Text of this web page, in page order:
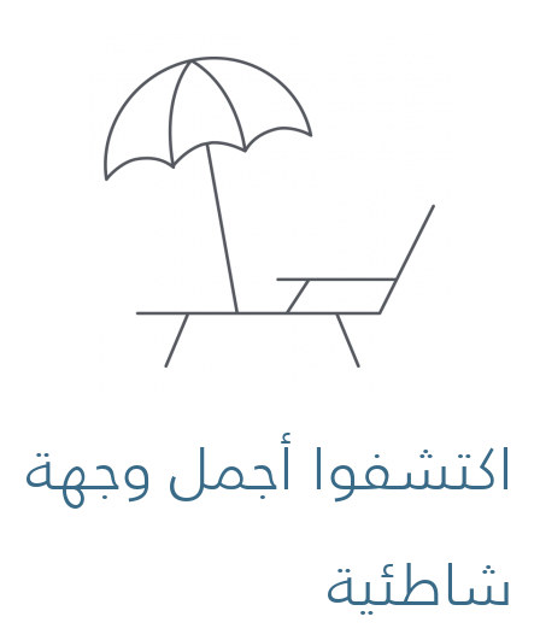
اكتشفوا أجمل وجهة
شاطئية